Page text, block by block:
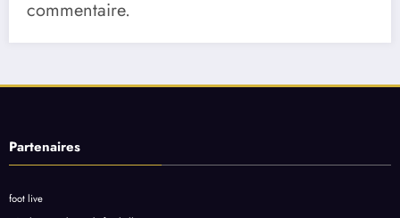
commentaire.
Partenaires
foot live